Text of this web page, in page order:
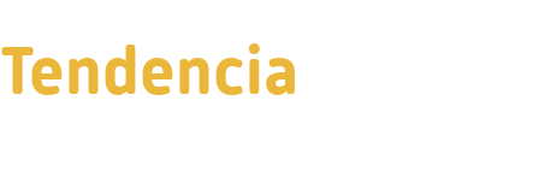
Tendencia